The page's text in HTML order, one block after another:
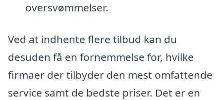
oversvømmelser.
Ved at indhente flere tilbud kan du
desuden få en fornemmelse for, hvilke
firmaer der tilbyder den mest omfattende
service samt de bedste priser. Det er en